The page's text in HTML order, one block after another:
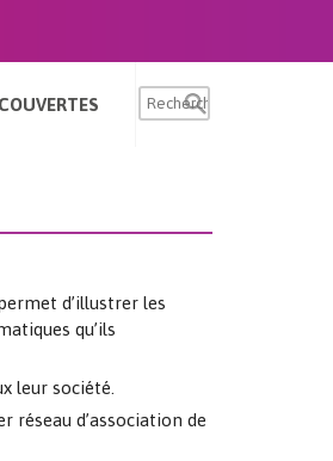
d’illustrer les
qu’ils
leur société.
réseau d’association de